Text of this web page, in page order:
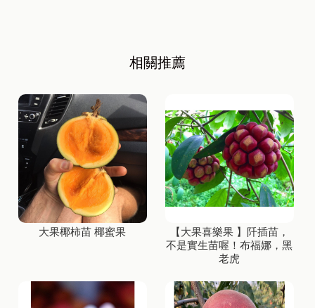
大果椰柿苗 椰蜜果
【大果喜樂果 】阡插苗，
不是實生苗喔！布福娜，黑
老虎